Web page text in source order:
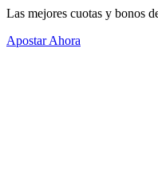
Las mejores cuotas y bonos
Apostar Ahora